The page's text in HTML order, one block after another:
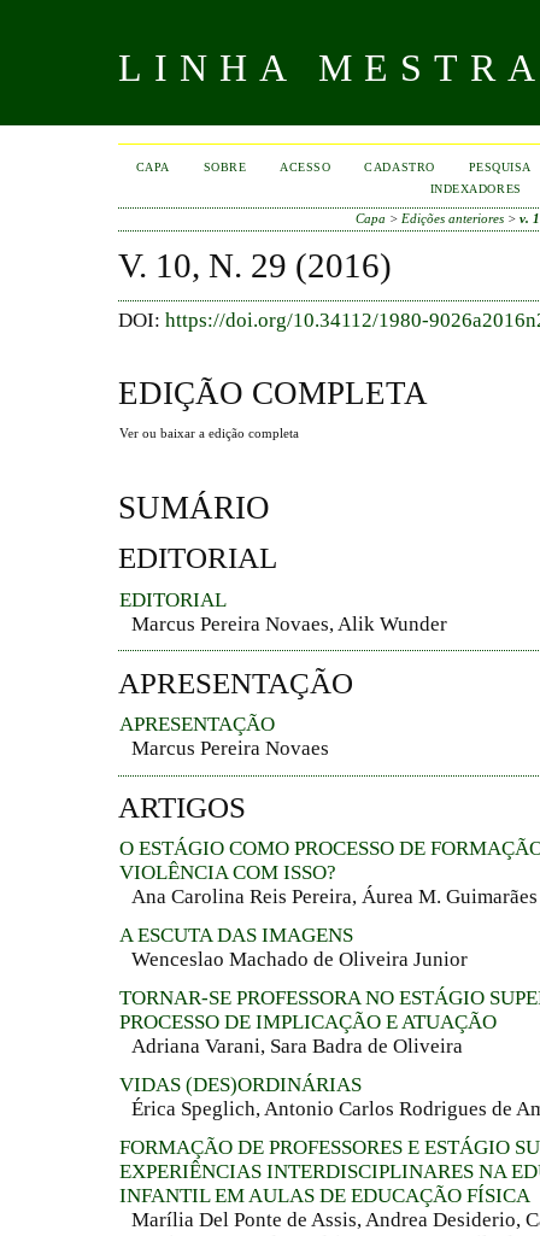
LINHA
CAPA SOBRE ACESSO CADASTRO
PESQUISA
INDEXADORES
Capa > Edições anteriores> v.
V. 10, N. 29 (2016)
DOI: https://doi.org/10.34112/1980-
EDIÇÃO COMPLETA
Ver ou baixar a edição completa
SUMÁRIO
EDITORIAL
EDITORIAL
Marcus Pereira Novaes, Alik Wunder
APRESENTAÇÃO
APRESENTAÇÃO
Marcus Pereira Novaes
ARTIGOS
O ESTÁGIO COMO PROCESSO DE
VIOLÊNCIA COM ISSO?
Ana Carolina Reis Pereira, Áurea M. Guimarães
A ESCUTA DAS IMAGENS
Wenceslao Machado de Oliveira Junior
TORNAR-SE PROFESSORA NO ESTÁGIO
PROCESSO DE IMPLICAÇÃO E ATUAÇÃO
Adriana Varani, Sara Badra de Oliveira
VIDAS (DES)ORDINÁRIAS
Érica Speglich, Antonio Carlos Rodrigues de
FORMAÇÃO DE PROFESSORES E ESTÁGIO
EXPERIÊNCIAS INTERDISCIPLINARES NA
INFANTIL EM AULAS DE EDUCAÇÃO FÍSICA
Marília Del Ponte de Assis, Andrea Desiderio,